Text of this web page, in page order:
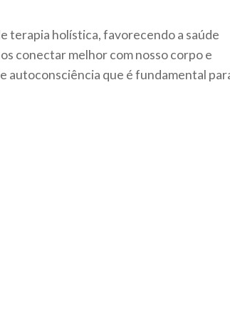
terapia holística, favorecendo a saúde
conectar melhor com nosso corpo e
autoconsciência que é fundamental